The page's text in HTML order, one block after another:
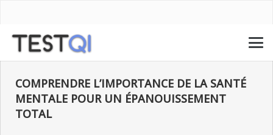
COMPRENDRE L’IMPORTANCE DE LA SANTÉ
MENTALE POUR UN ÉPANOUISSEMENT
TOTAL